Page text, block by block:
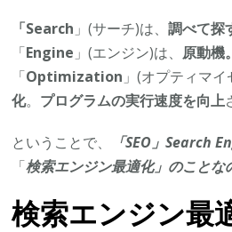
「Search 」(サーチ)は、調べて探
「Engine 」(エンジン)は、 原動機
「Optimization 」(オプティマ
化。 プログラムの実行速度を向上
ということで、 「SEO」Search
「検索エンジン最適化」のことな
検索エンジン最